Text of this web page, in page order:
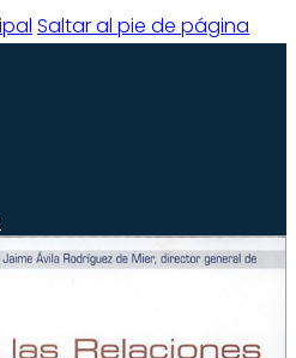
Saltar al pie de página